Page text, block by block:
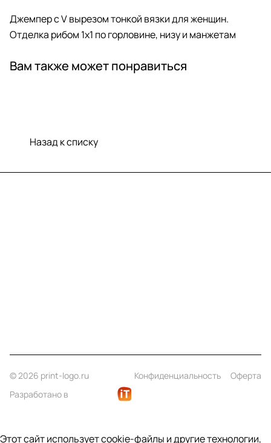
Джемпер c V вырезом тонкой вязки для женщин.
Отделка рибом 1х1 по горловине, низу и манжетам
Вам также может понравиться
Назад к списку
© 2026 print-logo.ru Конфиденциальность
Оферта
Разработано в
Этот сайт использует cookie-файлы и другие технологии,